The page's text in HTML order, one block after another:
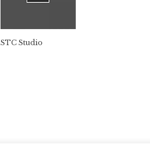
STC Studio